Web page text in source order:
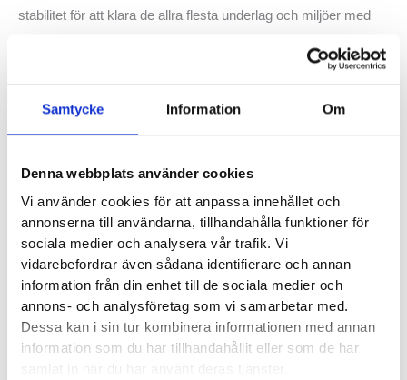
Samtycke Information Om
Denna webbplats använder cookies
Vi använder cookies för att anpassa innehållet och
annonserna till användarna, tillhandahålla funktioner för
sociala medier och analysera vår trafik. Vi
vidarebefordrar även sådana identifierare och annan
information från din enhet till de sociala medier och
annons- och analysföretag som vi samarbetar med.
Dessa kan i sin tur kombinera informationen med annan
information som du har tillhandahållit eller som de har
stabilitet för att klara de allra flesta underlag och miljöer med
Hoka One One Speedgoat 7 en modell som du bör testa. Med
de egenskaper den besitter kan du räkna med god komfort
och löpkänsla under dina pass. Även om det här är den breda
modellen av Speedgoat 7 skulle vi inte kategorisera den som
Fotvalv:
Normala, höga
Stabilitet:Neutral
Vikt: 275 g
Höjd: Häl 38 mm – Framfot 33 mm
Häl-tå dropp: 5 mm